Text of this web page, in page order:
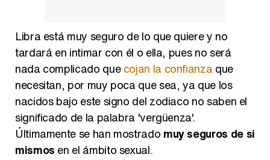
tardará en intimar con él o ella, pues no será
nada complicado que cojan la confianzaque
necesitan, por muy poca que sea, ya que los
nacidos bajo este signo del zodiaco no saben el
significado de la palabra 'vergüenza'.
Últimamente se han mostradomuy seguros de sí
mismosen el ámbito sexual.